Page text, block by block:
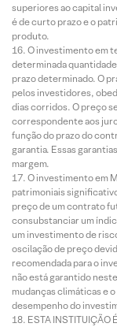
superiores ao capital
é de curto prazo e o
produto.
O investimento em
determinada
prazo determinado. O
pelos investidores,
dias corridos. O preço
correspondente aos
função do prazo do
garantia. Essas
margem.
O investimento em
patrimoniais
preço de um contrato
consubstanciar um
um investimento de
oscilação de preço
recomendada para o
não está garantido
mudanças climáticas e
desempenho do
ESTA INSTITUIÇÃO